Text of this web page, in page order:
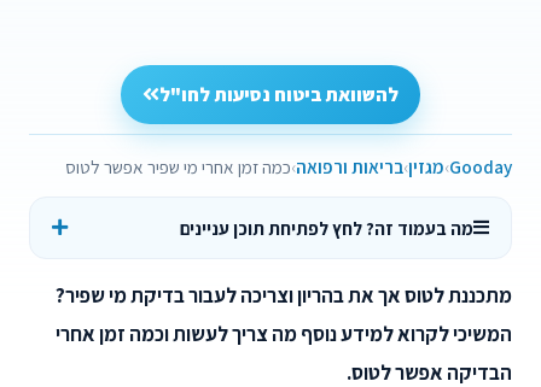
להשוואת ביטוח נסיעות לחו"ל
Gooday מגזין בריאות ורפואה כמה זמן אחרי מי שפיר אפשר לטוס
מה בעמוד זה? לחץ לפתיחת תוכן עניינים
מתכננת לטוס אך את בהריון וצריכה לעבור בדיקת מי שפיר?
המשיכי לקרוא למידע נוסף מה צריך לעשות וכמה זמן אחרי
הבדיקה אפשר לטוס.